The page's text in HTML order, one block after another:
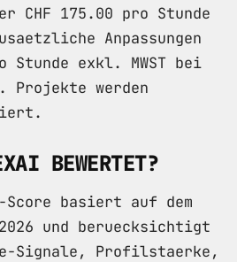
CHF 175.00 pro Stunde
Anpassungen
Stunde exkl. MWST bei
Projekte werden
BEWERTET?
basiert auf dem
und beruecksichtigt
Signale, Profilstaerke,